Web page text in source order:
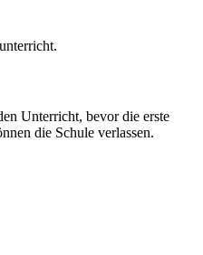
Unterricht, bevor die erste
die Schule verlassen.